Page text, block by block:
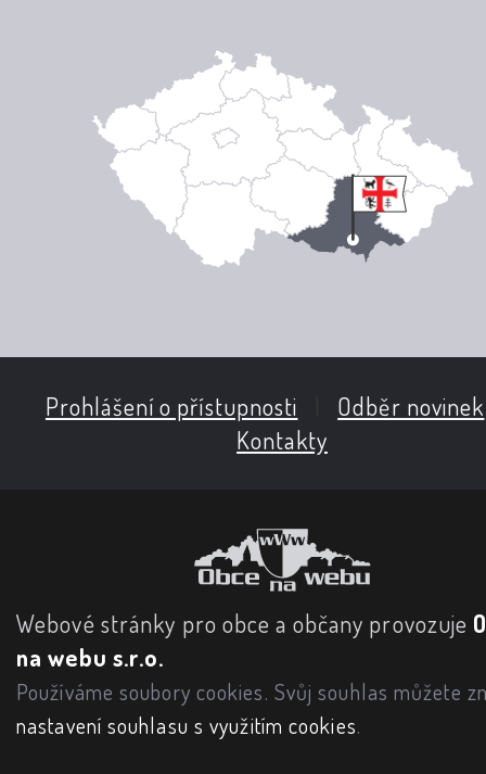
Prohlášení o přístupnosti Odběr novinek
Kontakty
Webové stránky pro obce a občany provozuje
na webu s.r.o.
Používáme soubory cookies. Svůj souhlas můžete
nastavení souhlasu s využitím cookies.